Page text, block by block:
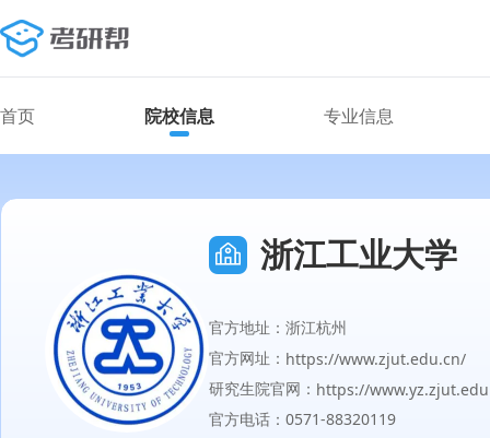
首页 院校信息 专业信息
浙江工业大学
官方地址：浙江杭州
官方网址： https://www.zjut.edu.cn/
研究生院官网： https://
官方电话：0571-88320119